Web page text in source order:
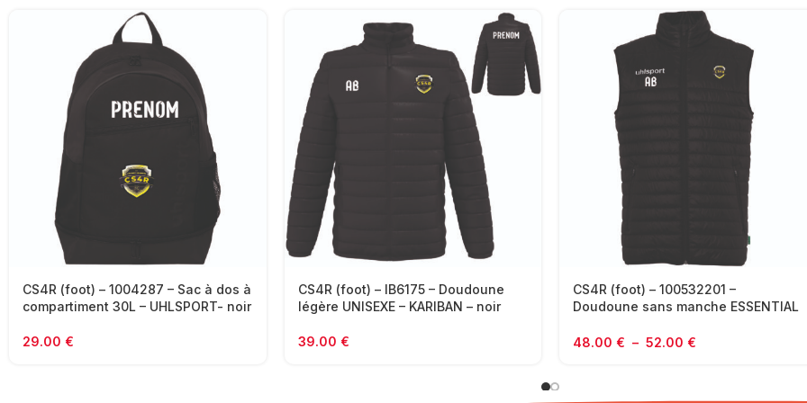
CS4R (foot) – 1004287 – Sac à dos à
compartiment 30L – UHLSPORT- noir
29.00 €
CS4R (foot) – IB6175 – Doudoune
légère UNISEXE – KARIBAN – noir
39.00 €
CS4R (foot) – 100532201 –
Doudoune sans manche ESSENTIAL
48.00 € – 52.00 €